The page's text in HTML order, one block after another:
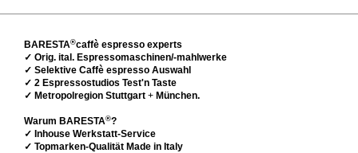
BARESTA®caffè espresso experts
✓ Orig. ital. Espressomaschinen/-mahlwerke
✓ Selektive Caffè espresso Auswahl
✓ 2 Espressostudios Test'n Taste
✓ Metropolregion Stuttgart + München.
Warum BARESTA®?
✓ Inhouse Werkstatt-Service
✓ Topmarken-Qualität Made in Italy